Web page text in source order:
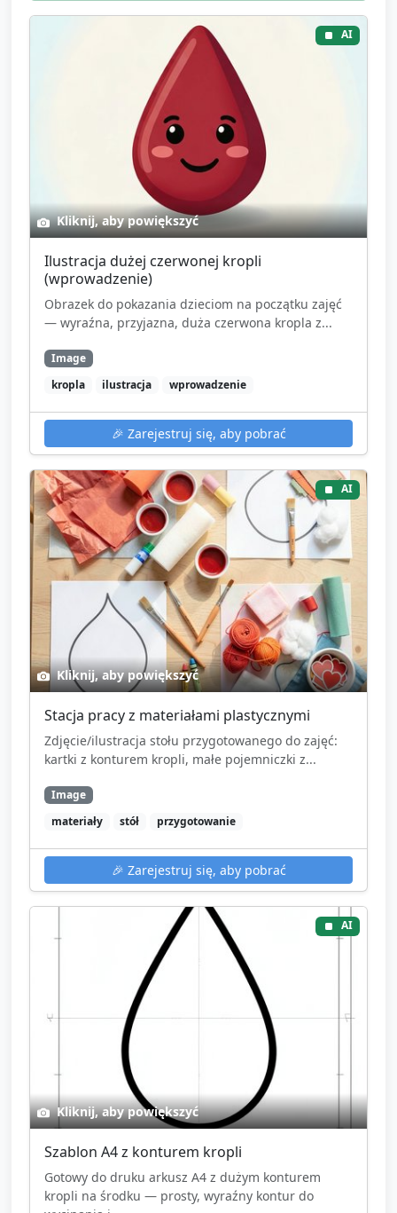
AI
Kliknij, aby powiększyć
Ilustracja dużej czerwonej kropli
(wprowadzenie)
Obrazek do pokazania dzieciom na początku zajęć
— wyraźna, przyjazna, duża czerwona kropla z...
Image
kropla
ilustracja wprowadzenie
🎉 Zarejestruj się, aby pobrać
AI
Kliknij, aby powiększyć
Stacja pracy z materiałami plastycznymi
Zdjęcie/ilustracja stołu przygotowanego do zajęć:
kartki z konturem kropli, małe pojemniczki z...
Image
materiały
stół przygotowanie
🎉 Zarejestruj się, aby pobrać
AI
Kliknij, aby powiększyć
Szablon A4 z konturem kropli
Gotowy do druku arkusz A4 z dużym konturem
kropli na środku — prosty, wyraźny kontur do